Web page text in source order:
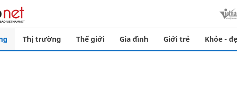
Thị trường Thế giới Gia đình Giới trẻ Khỏe -